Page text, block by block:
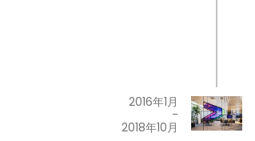
2016年1月
-
2018年10月